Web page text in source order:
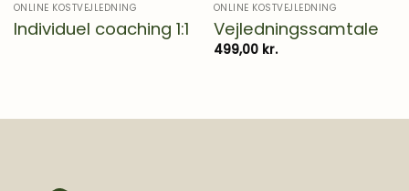
ONLINE KOSTVEJLEDNING
Individuel coaching 1:1
ONLINE KOSTVEJLEDNING
Vejledningssamtale
499,00 kr.